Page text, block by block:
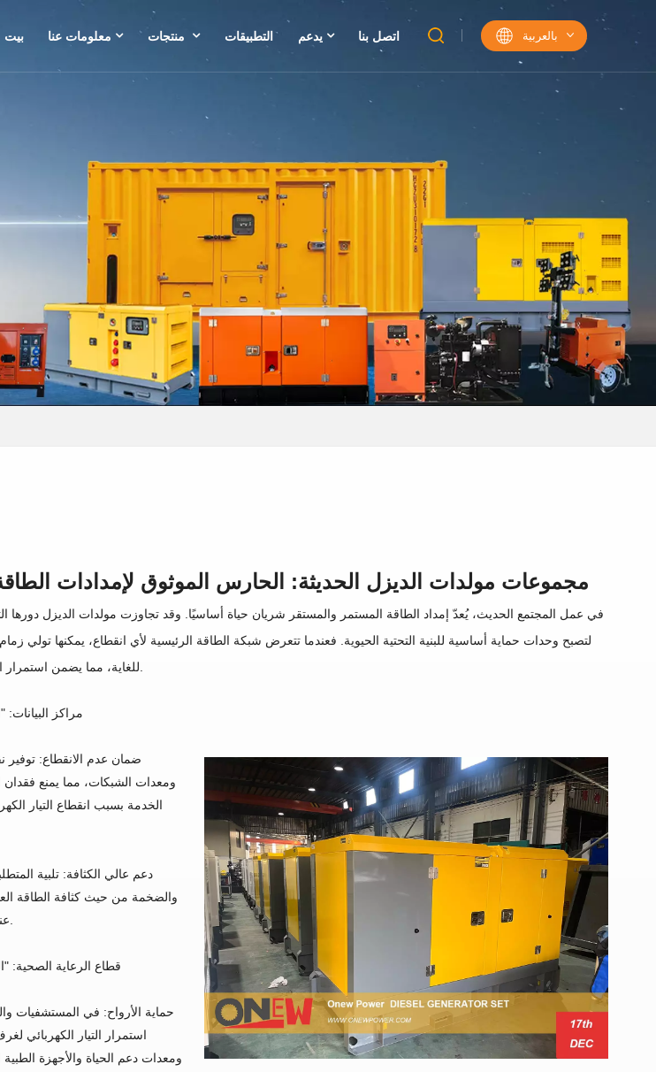
بيت معلومات عنا التطبيقات يدعم اتصل بنا بالعربية
مجموعات مولدات الديزل الحديثة: الحارس الموثوق لإمدادات
في عمل المجتمع الحديث، يُعدّ إمداد الطاقة المستمر والمستقر شريان حياة أساسيًا. وقد تجاوزت مولدات الديزل دورها
لتصبح وحدات حماية أساسية للبنية التحتية الحيوية. فعندما تتعرض شبكة الطاقة الرئيسية لأي انقطاع، يمكنها تولي
مراكز
ضمان عدم الانقطاع:
ومعدات الشبكات، مما يمنع فقدان
الخدمة بسبب انقطاع التيار
دعم عالي الكثافة: تلبية
والضخمة من حيث كثافة الطاقة
قطاع الرعاية الصحية:
حماية الأرواح: في المستشفيات
استمرار التيار الكهربائي
ومعدات دعم الحياة والأجهزة الطبية